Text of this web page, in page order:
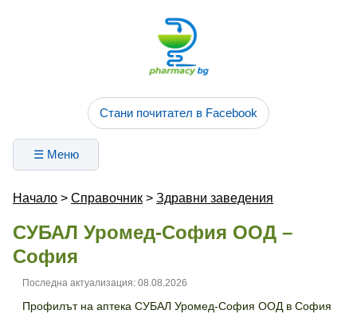
Стани почитател в Facebook
☰ Меню
Начало > Справочник > Здравни заведения
СУБАЛ Уромед-София ООД –
София
Последна актуализация: 08.08.2026
Профилът на аптека СУБАЛ Уромед-София ООД в София